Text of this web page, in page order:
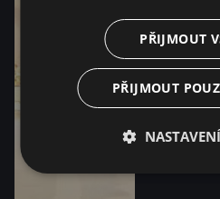
PŘIJMOUT
PŘIJMOUT